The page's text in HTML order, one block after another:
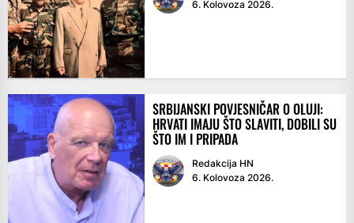
6. Kolovoza 2026.
SRBIJANSKI POVJESNIČAR O OLUJI:
HRVATI IMAJU ŠTO SLAVITI, DOBILI SU
ŠTO IM I PRIPADA
Redakcija HN
6. Kolovoza 2026.